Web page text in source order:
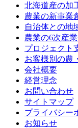
北海道産の加
農業の新事業
自治体との地
農業の6次産
プロジェクト
お客様別の農
会社概要
経営理念
お問い合わせ
サイトマップ
プライバシー
お知らせ